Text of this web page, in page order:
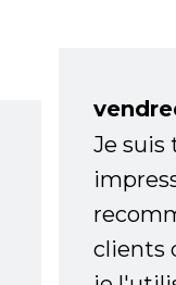
Je
clients